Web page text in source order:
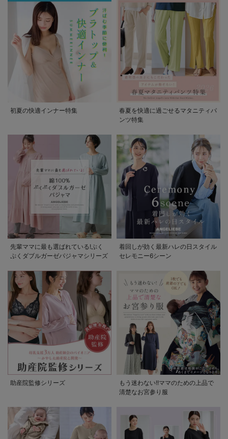
初夏の快適インナー特集
春夏を快適に過ごせるマタニティパ
ンツ特集
先輩ママに最も選ばれている!ぷく
ぷくダブルガーゼパジャマシリーズ
着回しが効く最新ハレの日スタイル
セレモニー6シーン
助産院監修シリーズ
もう迷わない!!ママのための上品で
清楚なお宮参り服